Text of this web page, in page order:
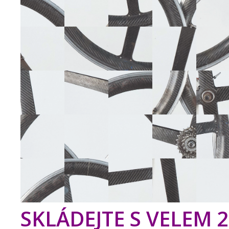
SKLÁDEJTE S VELEM